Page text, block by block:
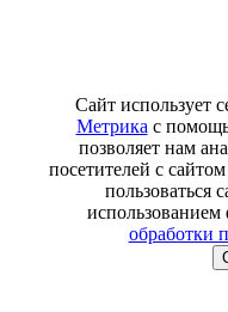
Сайт использует
Метрика с
позволяет нам
посетителей с
пользоваться
обработки